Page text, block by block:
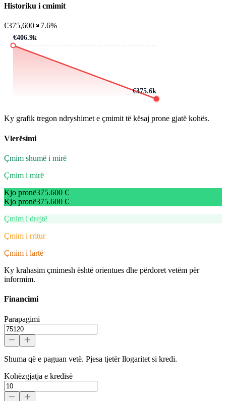
Historiku i cmimit
€375,600 7.6%
€406.9k
€375.6k
Ky grafik tregon ndryshimet e çmimit të kësaj prone gjatë kohës.
Vlerësimi
Çmim shumë i mirë
Çmim i mirë
Kjo pronë375.600 €
Kjo pronë375.600 €
Çmim i drejtë
Çmim i rritur
Çmim i lartë
Ky krahasim çmimesh është orientues dhe përdoret vetëm për
informim.
Financimi
Parapagimi
Shuma që e paguan vetë. Pjesa tjetër llogaritet si kredi.
Kohëzgjatja e kredisë